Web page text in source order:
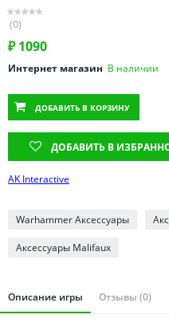
Ставропольский край
Тамбовская область
Татарстан
Тверская область
Томская область
Ульяновская область
(0)
₽ 1090
Интернет магазин В наличии
ДОБАВИТЬ В КОРЗИНУ
ДОБАВИТЬ В
AK Interactive
Warhammer Аксессуары
Аксессуары Malifaux
Описание игры Отзывы (0)